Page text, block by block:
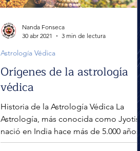
Orígenes de la astrología
védica
Historia de la Astrología Védica La
Astrología, más conocida como Jyotish
nació en India hace más de 5.000 años.
En sánscrito, la palabra...
Astrología Védica
Nanda Fonseca
30 abr 2021
3 min de lectura